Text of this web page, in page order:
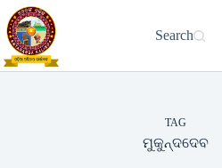
Skip
to
content
Search
TAG
ମୁକୁନ୍ଦଦେବ